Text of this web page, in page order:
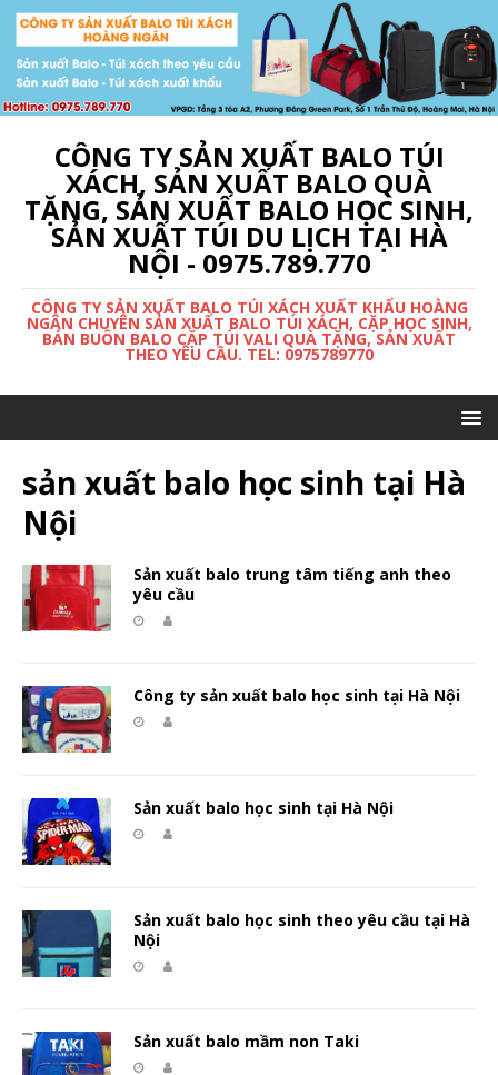
CÔNG TY SẢN XUẤT BALO TÚI
XÁCH, SẢN XUẤT BALO QUÀ
TẶNG, SẢN XUẤT BALO HỌC SINH,
SẢN XUẤT TÚI DU LỊCH TẠI HÀ
NỘI - 0975.789.770
CÔNG TY SẢN XUẤT BALO TÚI XÁCH XUẤT KHẨU HOÀNG
NGÂN CHUYÊN SẢN XUẤT BALO TÚI XÁCH, CẶP HỌC SINH,
BÁN BUÔN BALO CẶP TÚI VALI QUÀ TẶNG, SẢN XUẤT
THEO YÊU CẦU. TEL: 0975789770
sản xuất balo học sinh tại Hà
Nội
Sản xuất balo trung tâm tiếng anh theo
yêu cầu
Công ty sản xuất balo học sinh tại Hà Nội
Sản xuất balo học sinh tại Hà Nội
Sản xuất balo học sinh theo yêu cầu tại Hà
Nội
Sản xuất balo mầm non Taki